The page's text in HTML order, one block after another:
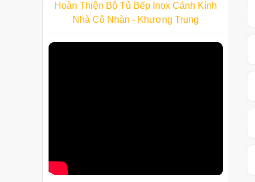
Hoàn Thiện Bộ Tủ Bếp Inox Cánh Kính
Nhà Cô Nhàn - Khương Trung